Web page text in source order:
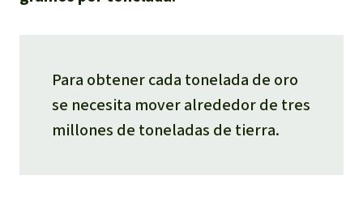
Para obtener cada tonelada de oro
se necesita mover alrededor de tres
millones de toneladas de tierra.